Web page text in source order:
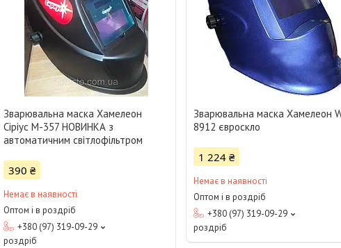
Зварювальна маска Хамелеон
Сіріус М-357 НОВИНКА з
автоматичним світлофільтром
390 ₴
Немає в наявності
Оптом і в роздріб
+380 (97) 319-09-29
роздріб
Зварювальна маска Хамелеон
8912 євроскло
1 224 ₴
Немає в наявності
Оптом і в роздріб
+380 (97) 319-09-29
роздріб